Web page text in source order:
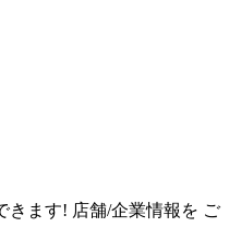
きます! 店舗/企業情報を ご